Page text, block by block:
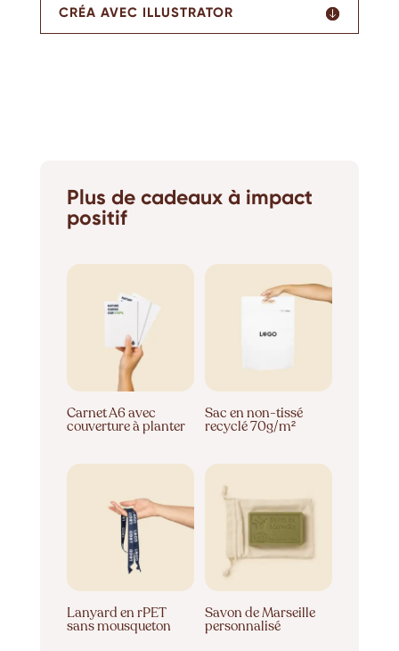
CRÉA AVEC ILLUSTRATOR
Plus de cadeaux à impact
positif
Carnet A6 avec
couverture à planter
Sac en non-tissé
recyclé 70g/m²
Lanyard en rPET
sans mousqueton
Savon de Marseille
personnalisé